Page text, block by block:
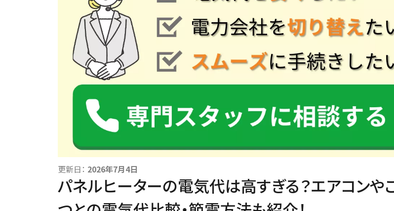
更新日： 2026年7月4日
パネルヒーターの電気代は高すぎる？エアコンや